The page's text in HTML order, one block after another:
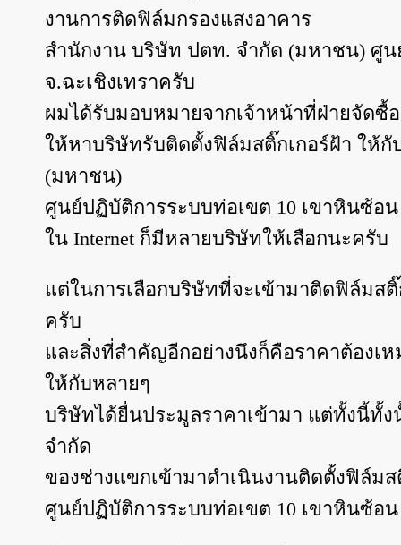
งานการติดฟิล์มกรองแสงอาคาร
สำนักงาน บริษัท ปตท. จำกัด (มหาชน) ศู
จ.ฉะเชิงเทราครับ
ผมได้รับมอบหมายจากเจ้าหน้าที่ฝ่ายจัด
ให้หาบริษัทรับติดตั้งฟิล์มสติ๊กเกอร์ฝ้า ให้
(มหาชน)
ศูนย์ปฏิบัติการระบบท่อเขต 10 เขาหินซ้อ
ใน Internet ก็มีหลายบริษัทให้เลือกนะครับ
แต่ในการเลือกบริษัทที่จะเข้ามาติดฟิล์มส
ครับ
และสิ่งที่สำคัญอีกอย่างนึงก็คือราคาต้องเ
ให้กับหลายๆ
บริษัทได้ยื่นประมูลราคาเข้ามา แต่ทั้งนี้ทั้
จำกัด
ของช่างแขกเข้ามาดำเนินงานติดตั้งฟิล์ม
ศูนย์ปฏิบัติการระบบท่อเขต 10 เขาหินซ้อ